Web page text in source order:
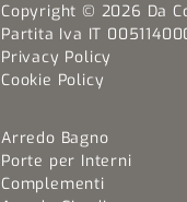
Copyright © 2026 Da
Partita Iva IT
Privacy Policy
Cookie Policy
Arredo Bagno
Porte per Interni
Complementi